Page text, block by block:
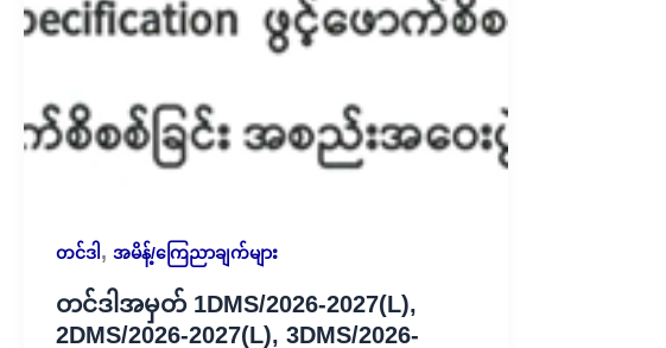
တင်ဒါ , အမိန့်/ကြေညာချက်များ
တင်ဒါအမှတ် 1DMS/2026-2027(L),
2DMS/2026-2027(L), 3DMS/2026-